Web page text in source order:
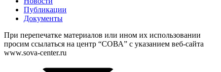
Публикации
Документы
При перепечатке материалов или ином их использовании
просим ссылаться на центр “СОВА” с указанием веб-сайта
www.sova-center.ru